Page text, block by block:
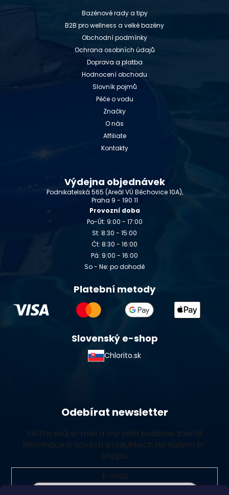
Bazénové rady a tipy
B2B pro wellness a velké bazény
Obchodní podmínky
Ochrana osobních údajů
Doprava a platba
Hodnocení obchodu
Slovník pojmů
Péče o vodu
Značky
O nás
Affiliate
Kontakty
Výdejna objednávek
Podnikatelská 565 (Areál VÚ Běchovice 10A),
Praha 9 - 190 11
Provozní doba
Po-Út: 9:00 - 17:00
St: 8:30 - 15:00
Čt: 8:30 - 16:00
Pá: 9:00 - 16:00
So - Ne: po dohodě
Platební metody
Slovenský e-shop
Chlorito.sk
Odebírat newsletter
Vložte svůj e-mail a my vám budeme zasílat
informace o nových produktech na našem e-
shopu.
E-mail